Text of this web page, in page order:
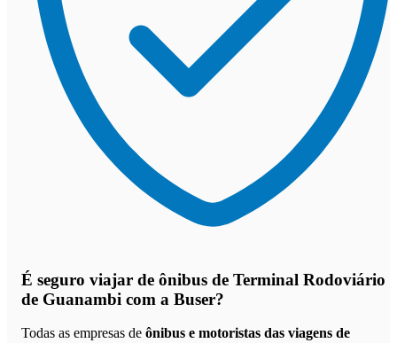
É seguro viajar de ônibus de Terminal Rodoviário
de Guanambi com a Buser?
Todas as empresas de ônibus e motoristas das viagens de